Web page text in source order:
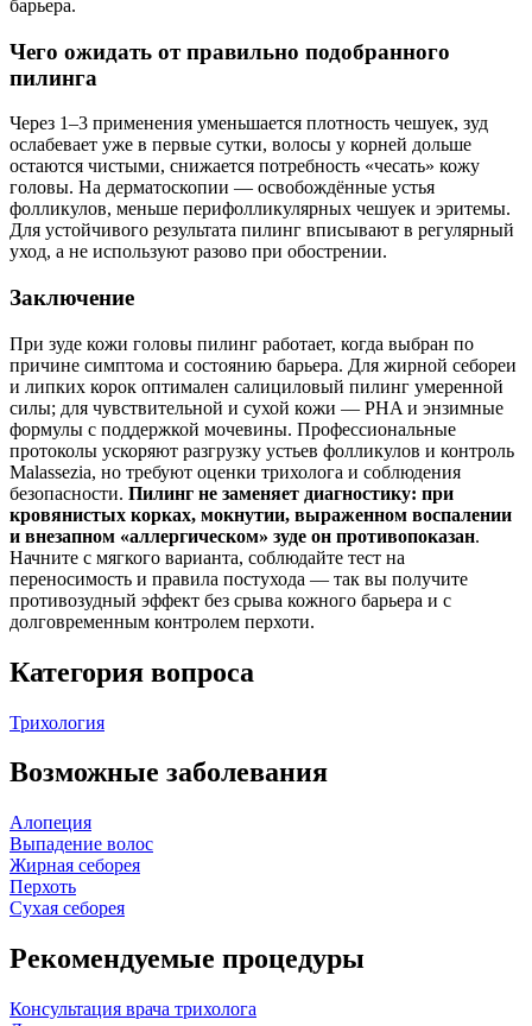
барьера.
Чего ожидать от правильно подобранного
пилинга
Через 1–3 применения уменьшается плотность чешуек, зуд
ослабевает уже в первые сутки, волосы у корней дольше
остаются чистыми, снижается потребность «чесать» кожу
головы. На дерматоскопии — освобождённые устья
фолликулов, меньше перифолликулярных чешуек и эритемы.
Для устойчивого результата пилинг вписывают в регулярный
уход, а не используют разово при обострении.
Заключение
При зуде кожи головы пилинг работает, когда выбран по
причине симптома и состоянию барьера. Для жирной себореи
и липких корок оптимален салициловый пилинг умеренной
силы; для чувствительной и сухой кожи — PHA и энзимные
формулы с поддержкой мочевины. Профессиональные
протоколы ускоряют разгрузку устьев фолликулов и контроль
Malassezia, но требуют оценки трихолога и соблюдения
безопасности. Пилинг не заменяет диагностику: при
кровянистых корках, мокнутии, выраженном воспалении
и внезапном «аллергическом» зуде он противопоказан.
Начните с мягкого варианта, соблюдайте тест на
переносимость и правила постухода — так вы получите
противозудный эффект без срыва кожного барьера и с
долговременным контролем перхоти.
Категория вопроса
Трихология
Возможные заболевания
Алопеция
Выпадение волос
Жирная себорея
Перхоть
Сухая себорея
Рекомендуемые процедуры
Консультация врача трихолога